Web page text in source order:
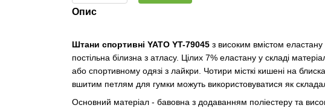
Опис
Штани спортивні YATO YT-79045з високим вмістом
постільна білизна з атласу. Цілих 7% еластану у складі
або спортивному одязі з лайкри. Чотири місткі кишені на
вшитим петлям для гумки можуть використовуватися як
Основний матеріал - бавовна з додаванням поліестеру та